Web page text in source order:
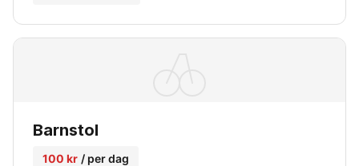
Barnstol
100 kr / per dag